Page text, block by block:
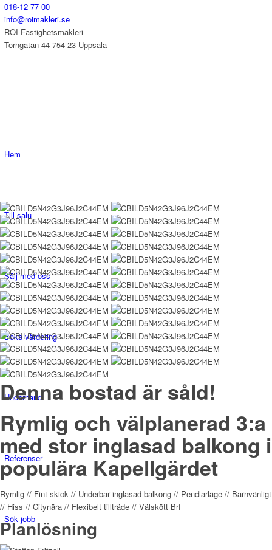
018-12 77 00
info@roimakleri.se
ROI Fastighetsmäkleri
Torngatan 44 754 23 Uppsala
Hem
Till salu
Sälj med oss
Boka värdering
Underhand
Referenser
Sök jobb
Denna bostad är såld!
Rymlig och välplanerad 3:a
med stor inglasad balkong i
populära Kapellgärdet
Rymlig // Fint skick // Underbar inglasad balkong // Pendlarläge // Barnvänligt
// Hiss // Citynära // Flexibelt tillträde // Välskött Brf
Planlösning